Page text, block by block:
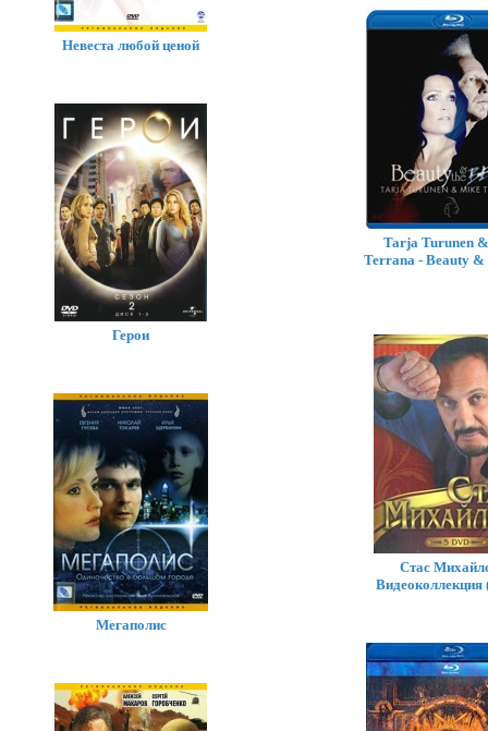
Tarja Turunen
Terrana - Beauty &
Стас
Видеоколлекция
Невеста любой ценой
Герои
Мегаполис